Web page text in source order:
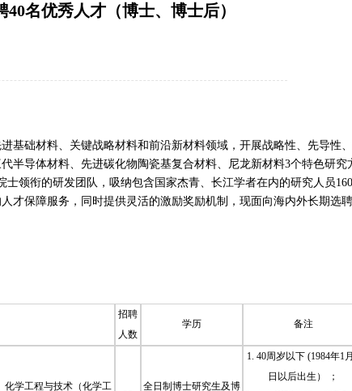
名优秀人才（博士、博士后）
基础材料、关键战略材料和前沿新材料领域，开展战略性、先导性
半导体材料、先进碳化物陶瓷基复合材料、尼龙新材料3个特色研究
领衔的研发团队，吸纳包含国家杰青、长江学者在内的研究人员
才保障服务，同时提供灵活的激励奖励机制，现面向海内外长期选
招聘
人数
学历 备注
化学工程与技术（化学工
全日制博士研究生及博
1. 40周岁以下 (1984年1
日以后出生） ；